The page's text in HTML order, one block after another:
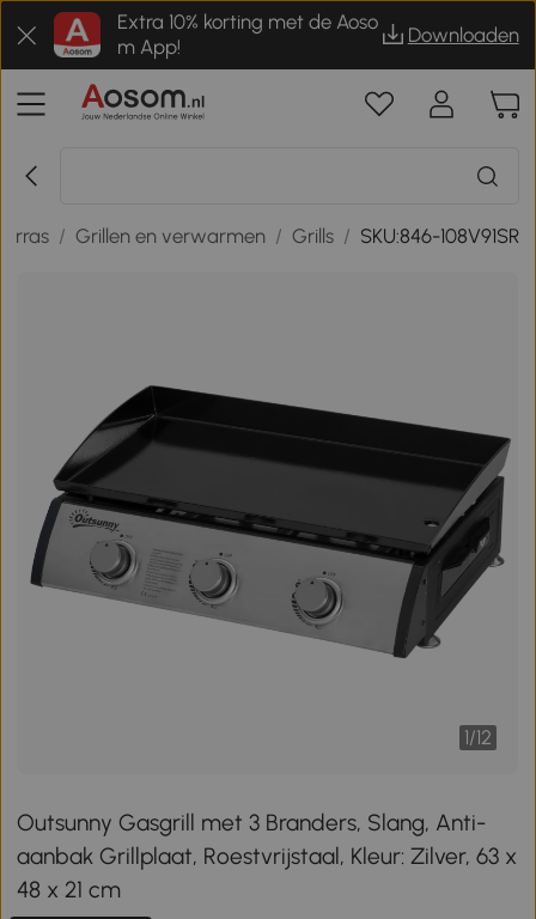
Extra 10% korting met de Aoso
m App!
Downloaden
/ Grillen en verwarmen / Grills / SKU:846-108V91SR
1/12
Outsunny Gasgrill met 3 Branders, Slang, Anti-
aanbak Grillplaat, Roestvrijstaal, Kleur: Zilver, 63 x
48 x 21 cm